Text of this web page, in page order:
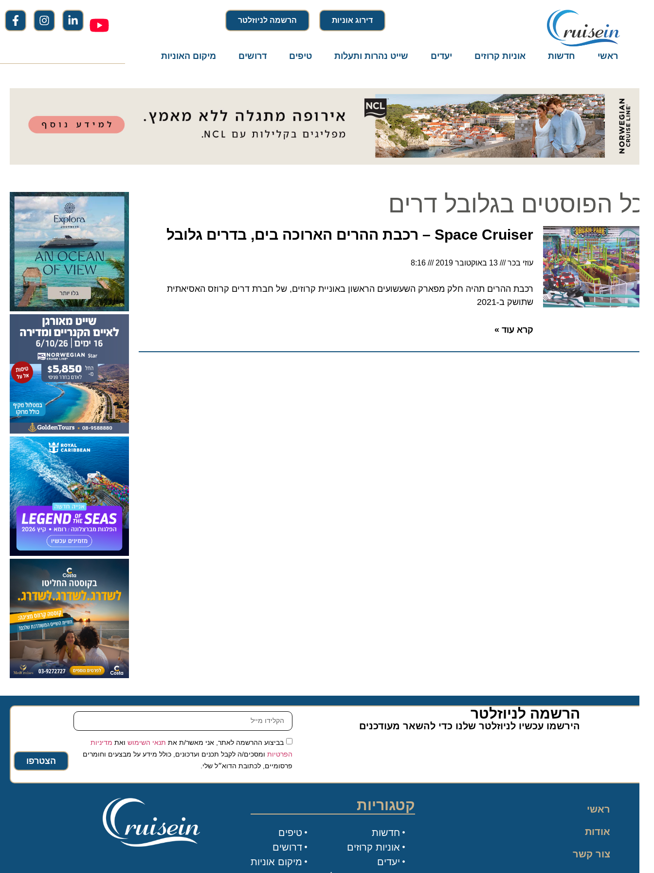
הרשמה לניוזלטר דירוג אוניות
ראשי חדשות אוניות קרוזים יעדים שייט נהרות ותעלות טיפים דרושים מיקום האוניות
הפוסטים בגלובל דרים
Space Cruiser – רכבת ההרים הארוכה בים, בדרים גלובל
עוזי בכר 13 באוקטובר 2019 8:16
רכבת ההרים תהיה חלק מפארק השעשועים הראשון באוניית קרוזים, של חברת דרים קרוזס האסיאתית
שתושק ב-2021
קרא עוד »
הרשמה לניוזלטר​
הירשמו עכשיו לניוזלטר שלנו כדי להשאר מעודכנים
בביצוע ההרשמה לאתר, אני מאשר/ת אתתנאי השימושואת מדיניות
הפרטיותומסכים/ה לקבל תכנים ועדכונים, כולל מידע על מבצעים וחומרים
פרסומיים, לכתובת הדוא״ל שלי.
הצטרפו
קטגוריות
טיפים
דרושים
מיקום אוניות
חדשות
אוניות קרוזים
יעדים
ראשי
אודות
צור קשר